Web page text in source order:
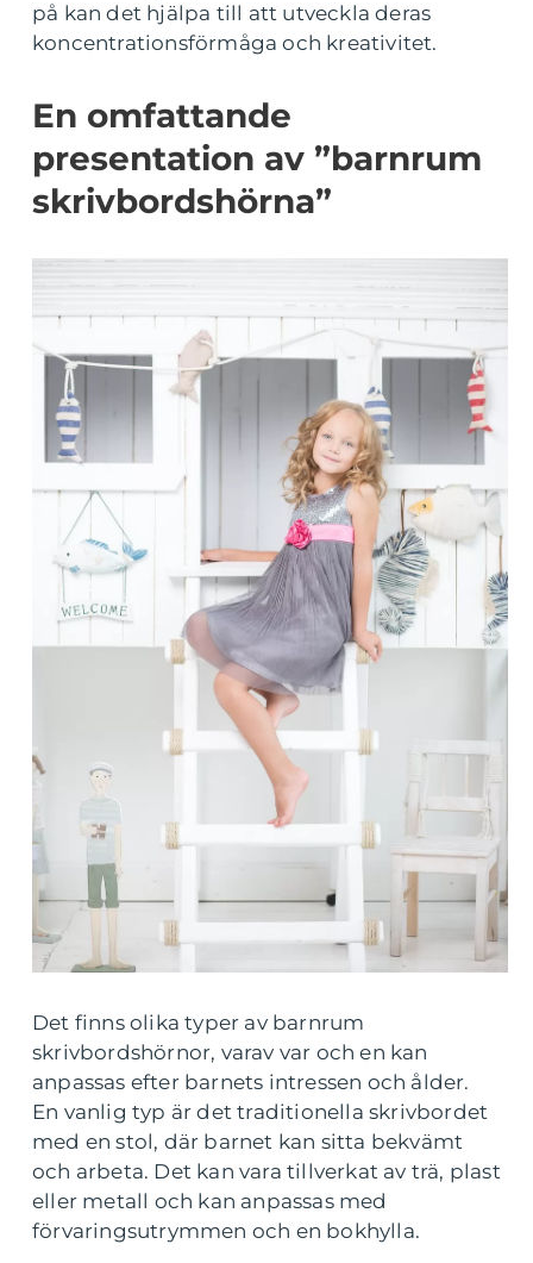
på kan det hjälpa till att utveckla deras
koncentrationsförmåga och kreativitet.
En omfattande
presentation av ”barnrum
skrivbordshörna”
Det finns olika typer av barnrum
skrivbordshörnor, varav var och en kan
anpassas efter barnets intressen och ålder.
En vanlig typ är det traditionella skrivbordet
med en stol, där barnet kan sitta bekvämt
och arbeta. Det kan vara tillverkat av trä, plast
eller metall och kan anpassas med
förvaringsutrymmen och en bokhylla.